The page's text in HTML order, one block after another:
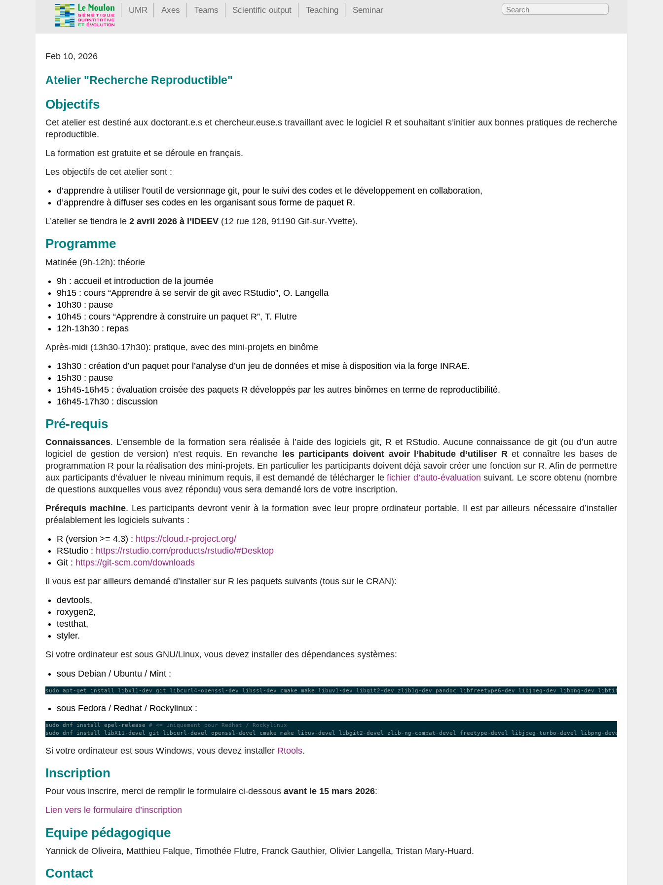
UMR Axes Teams Scientific output Teaching Seminar
Feb 10, 2026
Atelier "Recherche Reproductible"
Objectifs
Cet atelier est destiné aux doctorant.e.s et chercheur.euse.s travaillant avec le logiciel R et souhaitant s’initier aux bonnes pratiques de recherche
reproductible.
La formation est gratuite et se déroule en français.
Les objectifs de cet atelier sont :
d’apprendre à utiliser l’outil de versionnage git, pour le suivi des codes et le développement en collaboration,
d’apprendre à diffuser ses codes en les organisant sous forme de paquet R.
L’atelier se tiendra le 2 avril 2026 à l’IDEEV (12 rue 128, 91190 Gif-sur-Yvette).
Programme
Matinée (9h-12h): théorie
9h : accueil et introduction de la journée
9h15 : cours “Apprendre à se servir de git avec RStudio”, O. Langella
10h30 : pause
10h45 : cours “Apprendre à construire un paquet R”, T. Flutre
12h-13h30 : repas
Après-midi (13h30-17h30): pratique, avec des mini-projets en binôme
13h30 : création d’un paquet pour l’analyse d’un jeu de données et mise à disposition via la forge INRAE.
15h30 : pause
15h45-16h45 : évaluation croisée des paquets R développés par les autres binômes en terme de reproductibilité.
16h45-17h30 : discussion
Pré-requis
Connaissances. L’ensemble de la formation sera réalisée à l’aide des logiciels git, R et RStudio. Aucune connaissance de git (ou d’un autre
logiciel de gestion de version) n’est requis. En revanche
les participants doivent avoir l’habitude d’utiliser Ret connaître les bases de
programmation R pour la réalisation des mini-projets. En particulier les participants doivent déjà savoir créer une fonction sur R. Afin de permettre
aux participants d’évaluer le niveau minimum requis, il est demandé de télécharger lefichier d’auto-évaluation suivant. Le score obtenu (nombre
de questions auxquelles vous avez répondu) vous sera demandé lors de votre inscription.
Prérequis machine. Les participants devront venir à la formation avec leur propre ordinateur portable. Il est par ailleurs nécessaire d’installer
préalablement les logiciels suivants :
R (version >= 4.3) : https://cloud.r-project.org/
RStudio : https://rstudio.com/products/rstudio/#Desktop
Git : https://git-scm.com/downloads
Il vous est par ailleurs demandé d’installer sur R les paquets suivants (tous sur le CRAN):
devtools,
roxygen2,
testthat,
styler.
Si votre ordinateur est sous GNU/Linux, vous devez installer des dépendances systèmes:
sous Debian / Ubuntu / Mint :
sous Fedora / Redhat / Rockylinux :
sudo dnf install epel-release # <= uniquement pour Redhat / Rockylinux
Si votre ordinateur est sous Windows, vous devez installer Rtools.
Inscription
Pour vous inscrire, merci de remplir le formulaire ci-dessous avant le 15 mars 2026:
Lien vers le formulaire d’inscription
Equipe pédagogique
Yannick de Oliveira, Matthieu Falque, Timothée Flutre, Franck Gauthier, Olivier Langella, Tristan Mary-Huard.
Contact